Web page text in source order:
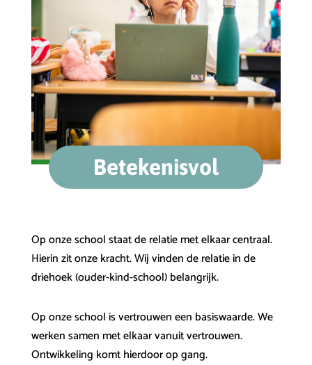
Betekenisvol
Op onze school staat de relatie met elkaar centraal.
Hierin zit onze kracht. Wij vinden de relatie in de
driehoek (ouder-kind-school) belangrijk.
Op onze school is vertrouwen een basiswaarde. We
werken samen met elkaar vanuit vertrouwen.
Ontwikkeling komt hierdoor op gang.